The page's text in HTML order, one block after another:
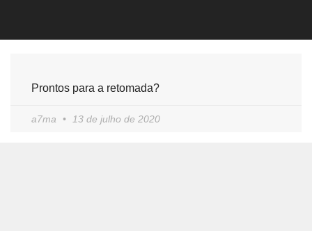
Prontos para a retomada?
a7ma 13 de julho de 2020